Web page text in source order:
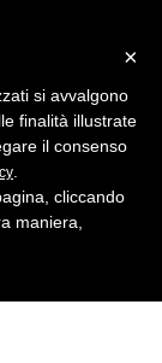
×
si avvalgono
finalità illustrate
il consenso
cliccando
maniera,